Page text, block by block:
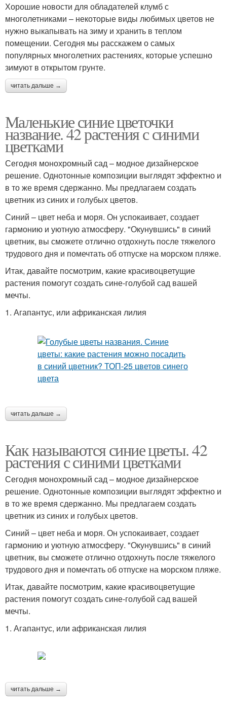
Хорошие новости для обладателей клумб с
многолетниками – некоторые виды любимых цветов не
нужно выкапывать на зиму и хранить в теплом
помещении. Сегодня мы расскажем о самых
популярных многолетних растениях, которые успешно
зимуют в открытом грунте.
читать дальше →
Маленькие синие цветочки
название. 42 растения с синими
цветками
Сегодня монохромный сад – модное дизайнерское
решение. Однотонные композиции выглядят эффектно и
в то же время сдержанно. Мы предлагаем создать
цветник из синих и голубых цветов.
Синий – цвет неба и моря. Он успокаивает, создает
гармонию и уютную атмосферу. "Окунувшись" в синий
цветник, вы сможете отлично отдохнуть после тяжелого
трудового дня и помечтать об отпуске на морском пляже.
Итак, давайте посмотрим, какие красивоцветущие
растения помогут создать сине-голубой сад вашей
мечты.
1. Агапантус, или африканская лилия
читать дальше →
Как называются синие цветы. 42
растения с синими цветками
Сегодня монохромный сад – модное дизайнерское
решение. Однотонные композиции выглядят эффектно и
в то же время сдержанно. Мы предлагаем создать
цветник из синих и голубых цветов.
Синий – цвет неба и моря. Он успокаивает, создает
гармонию и уютную атмосферу. "Окунувшись" в синий
цветник, вы сможете отлично отдохнуть после тяжелого
трудового дня и помечтать об отпуске на морском пляже.
Итак, давайте посмотрим, какие красивоцветущие
растения помогут создать сине-голубой сад вашей
мечты.
1. Агапантус, или африканская лилия
читать дальше →